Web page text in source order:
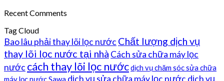
Recent Comments
Tag Cloud
Bao lâu phải thay lõi lọc nước Chất lượng dịch vụ
thay lõi lọc nước tại nhà Cách sửa chữa máy lọc
nước cách thay lõi lọc nướcdịch vụ chăm sóc sửa chữa
máy lọc nước Sawa dịch vụ sửa chữa máy lọc nước dịch vụ